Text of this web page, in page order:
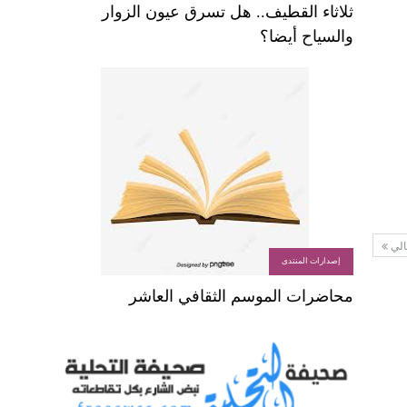
ثلاثاء القطيف.. هل تسرق عيون الزوار
والسياح أيضا؟
إصدارات المنتدى
محاضرات الموسم الثقافي العاشر